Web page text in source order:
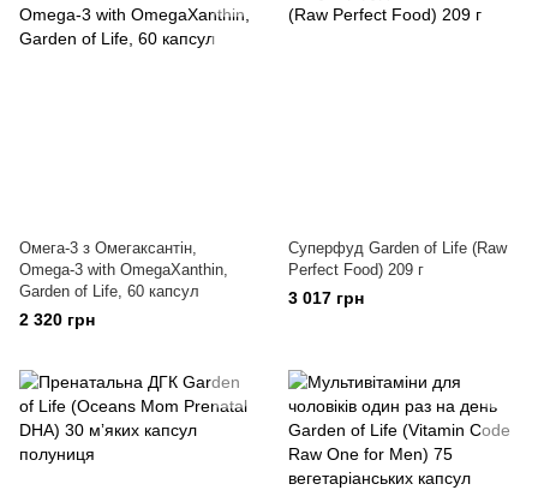
Омега-3 з Омегаксантін,
Omega-3 with OmegaXanthin,
Garden of Life, 60 капсул
2 320 грн
Суперфуд Garden of Life (Raw
Perfect Food) 209 г
3 017 грн